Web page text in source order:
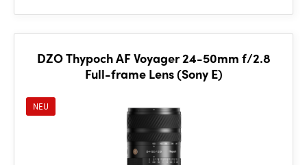
DZO Thypoch AF Voyager 24-50mm f/2.8
Full-frame Lens (Sony E)
NEU